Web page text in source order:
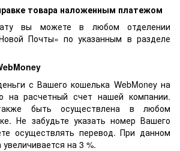
товара наложенным платежом
вы можете в любом отделении
Почты» по указанным в разделе
с Вашего кошелька WebMoney на
на расчетный счет нашей компании.
быть осуществлена в любом
Не забудьте указать номер Вашего
осуществлять перевод. При данном
на 3 %.